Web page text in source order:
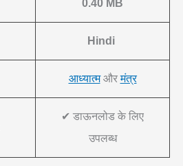
0.40 MB
Hindi
आध्यात्मऔरमंत्र
✔ डाऊनलोड के लिए
उपलब्ध